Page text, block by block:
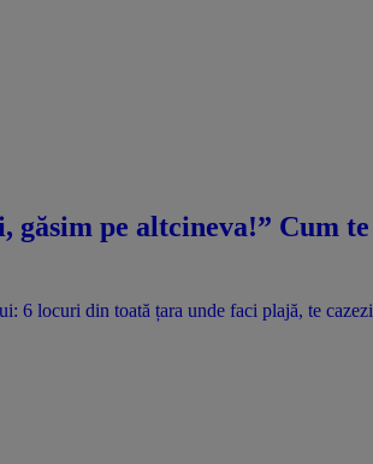
găsim pe altcineva!” Cum
6 locuri din toată țara unde faci plajă, te